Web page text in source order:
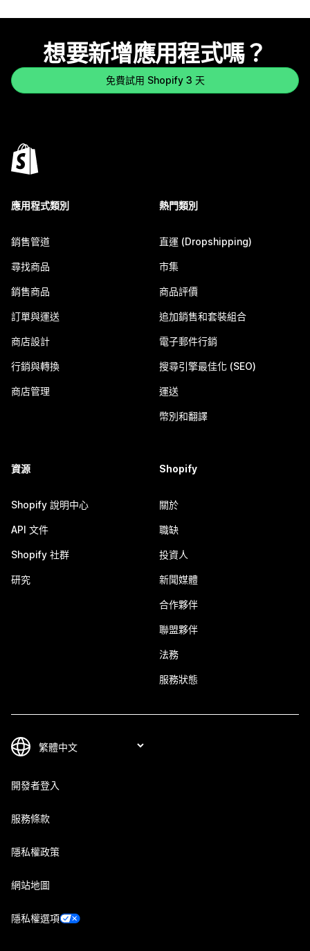
想要新增應用程式嗎？
免費試用 Shopify 3 天
應用程式類別
銷售管道
尋找商品
銷售商品
訂單與運送
商店設計
行銷與轉換
商店管理
熱門類別
直運 (Dropshipping)
市集
商品評價
追加銷售和套裝組合
電子郵件行銷
搜尋引擎最佳化 (SEO)
運送
幣別和翻譯
資源
Shopify 說明中心
API 文件
Shopify 社群
研究
Shopify
關於
職缺
投資人
新聞媒體
合作夥伴
聯盟夥伴
法務
服務狀態
開發者登入
服務條款
隱私權政策
網站地圖
隱私權選項